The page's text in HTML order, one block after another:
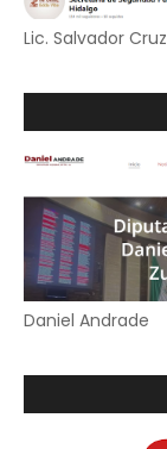
Lic. Salvador
Daniel Andrade